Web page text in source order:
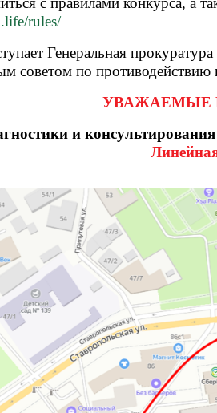
rules/
Генеральная
советом по противодействию
УВАЖАЕМЫЕ
и